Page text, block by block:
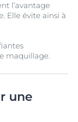
l’avantage
Elle évite ainsi à
maquillage.
une